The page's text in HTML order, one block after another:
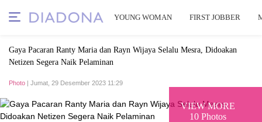
YOUNG WOMAN FIRST JOBBER
Gaya Pacaran Ranty Maria dan Rayn Wijaya Selalu Mesra, Didoakan
Netizen Segera Naik Pelaminan
Photo | Jumat, 29 Desember 2023 11:29
VIEW MORE
10 Photos